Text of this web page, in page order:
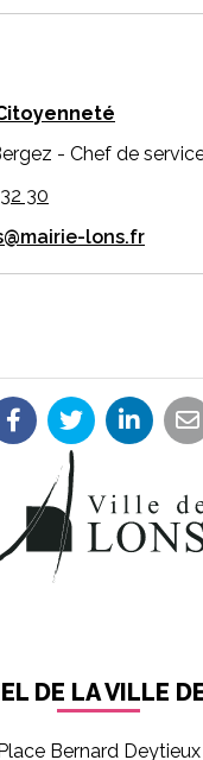
- Chef de
30
lons.fr
Partager sur
Partager
DE LA VILLE
Bernard Deytieux